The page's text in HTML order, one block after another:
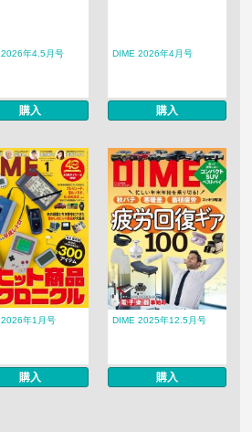
年4.5月号
購入
DIME 2026年4月号
購入
年1月号
購入
DIME 2025年12.5月号
購入